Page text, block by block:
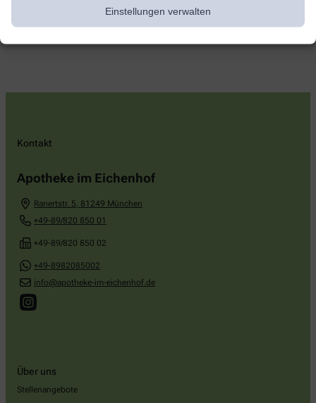
Einstellungen verwalten
Kontakt
Apotheke im Eichenhof
Ranertstr. 5, 81249 München
+49-89/820 850 01
+49-89/820 850 02
+49-8982085002
info@apotheke-im-eichenhof.de
Über uns
Stellenangebote